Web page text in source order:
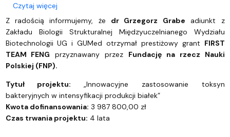
Czytaj więcejo Dr Grzegorz Grabe laureatem grantu FIRST
Z radością informujemy, że dr Grzegorz Grabe adiunkt z
Zakładu Biologii Strukturalnej Międzyuczelnianego Wydziału
Biotechnologii UG i GUMed otrzymał prestiżowy grant FIRST
TEAM FENG przyznawany przez Fundację na rzecz Nauki
Polskiej (FNP).
Tytuł projektu: „Innowacyjne zastosowanie toksyn
bakteryjnych w intensyfikacji produkcji białek”
Kwota dofinansowania: 3 987 800,00 zł
Czas trwania projektu: 4 lata